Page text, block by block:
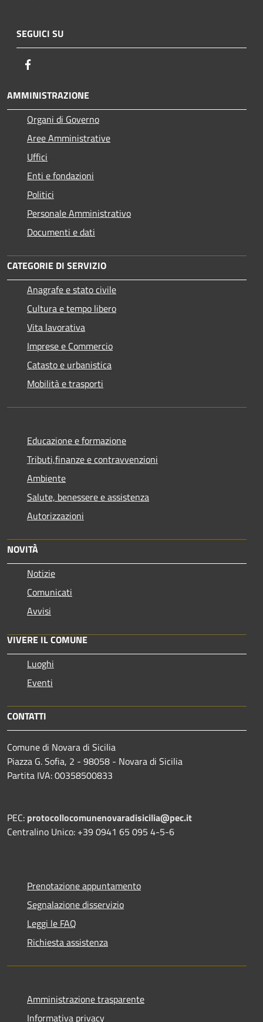
SEGUICI SU
AMMINISTRAZIONE
Organi di Governo
Aree Amministrative
Uffici
Enti e fondazioni
Politici
Personale Amministrativo
Documenti e dati
CATEGORIE DI SERVIZIO
Anagrafe e stato civile
Cultura e tempo libero
Vita lavorativa
Imprese e Commercio
Catasto e urbanistica
Mobilità e trasporti
Educazione e formazione
Tributi,finanze e contravvenzioni
Ambiente
Salute, benessere e assistenza
Autorizzazioni
NOVITÀ
Notizie
Comunicati
Avvisi
VIVERE IL COMUNE
Luoghi
Eventi
CONTATTI
Comune di Novara di Sicilia
Piazza G. Sofia, 2 - 98058 - Novara di Sicilia
Partita IVA: 00358500833
PEC: protocollocomunenovaradisicilia@pec.it
Centralino Unico: +39 0941 65 095 4-5-6
Prenotazione appuntamento
Segnalazione disservizio
Leggi le FAQ
Richiesta assistenza
Amministrazione trasparente
Informativa privacy